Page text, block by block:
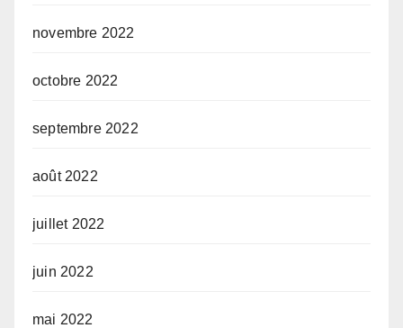
novembre 2022
octobre 2022
septembre 2022
août 2022
juillet 2022
juin 2022
mai 2022